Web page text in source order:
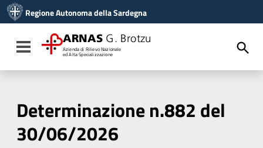
Vai al menu di navigazione
Vai al footer
Regione Autonoma della Sardegna
Toggle navigation
ARNAS G. Brotzu
Azienda di Rilievo Nazionale
ed Alta Specializzazione
Determinazione n.882 del
30/06/2026